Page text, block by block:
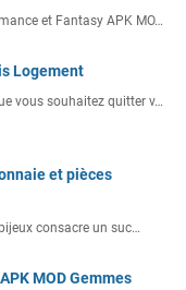
et Fantasy APK MO…
Logement
vous souhaitez quitter v…
et pièces
consacre un suc…
MOD Gemmes